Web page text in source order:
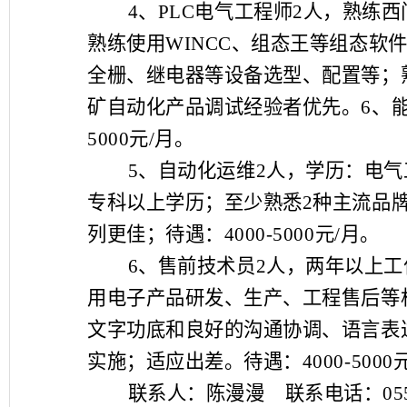
4、 PLC电气工程师2人，熟练西
熟练使用WINCC、组态王等组态软
全栅、继电器等设备选型、配置等；
矿自动化产品调试经验者优先。 6、
5000元/月。
5、
自动化运维2人，学历：电
专科以上学历；至少熟悉2种主流品
列更佳；待遇： 4000-5000元/月。
6、 售前技术员2人，两年以上
用电子产品研发、生产、工程售后
文字功底和良好的沟通协调、语言
实施；适应出差。待遇： 4000-5000
联系人：陈漫漫
联系电话：